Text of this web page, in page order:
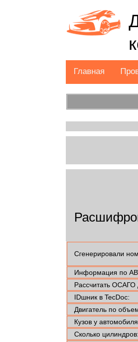
Главная
Сгенерировали
Информация по
Рассчитать ОСАГО
IDшник в TecDoc:
Двигатель по
Кузов у
Сколько цилиндров: